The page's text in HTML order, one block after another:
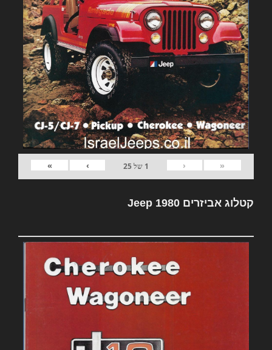
«
‹
1 של25
›
»
קטלוג אביזרים Jeep 1980